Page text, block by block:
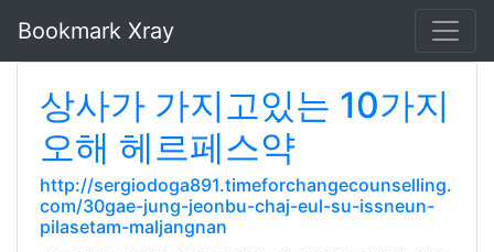
Bookmark Xray
상사가 가지고있는 10가지
오해 헤르페스약
http://sergiodoga891.timeforchangecounselling.
com/30gae-jung-jeonbu-chaj-eul-su-issneun-
pilasetam-maljangnan